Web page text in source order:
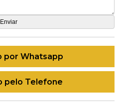
por Whatsapp
pelo Telefone